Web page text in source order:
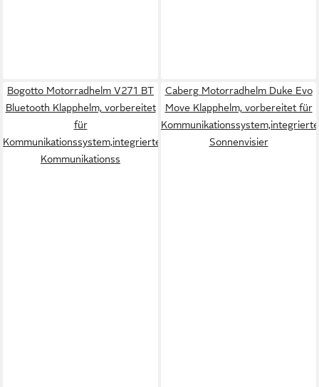
Bogotto Motorradhelm V271 BT
Bluetooth Klapphelm, vorbereitet
für
Kommunikationssystem,integriertes
Kommunikationss
Caberg Motorradhelm Duke Evo
Move Klapphelm, vorbereitet für
Sonnenvisier